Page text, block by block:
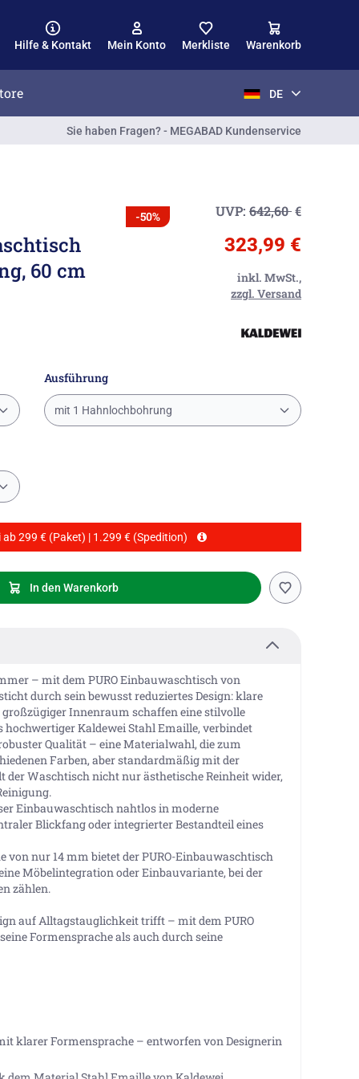
Hilfe & Kontakt Mein Konto Merkliste Warenkorb
DE
Sie haben Fragen? - MEGABAD Kundenservice
60 cm
-50% UVP: 642,60€
323,99 €
inkl. MwSt.,
zzgl. Versand
Ausführung
mit 1 Hahnlochbohrung
299 € (Paket) | 1.299 € (Spedition)
In den Warenkorb
– mit dem PURO Einbauwaschtisch von
durch sein bewusst reduziertes Design: klare
Innenraum schaffen eine stilvolle
Kaldewei Stahl Emaille, verbindet
Qualität – eine Materialwahl, die zum
Farben, aber standardmäßig mit der
der Waschtisch nicht nur ästhetische Reinheit wider,
Einbauwaschtisch nahtlos in moderne
Blickfang oder integrierter Bestandteil eines
von nur 14 mm bietet der PURO-Einbauwaschtisch
Möbelintegration oder Einbauvariante, bei der
zählen.
auf Alltagstauglichkeit trifft – mit dem PURO
Formensprache als auch durch seine
klarer Formensprache – entworfen von Designerin